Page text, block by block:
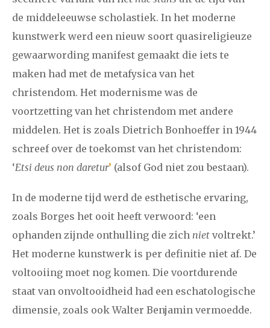
2020
februari maart
augustus september oktober november
december
januari februari maart april mei juni juli
september
december
januari februari maart april mei juni juli
oktober
december
de middeleeuwse scholastiek. In het moderne
kunstwerk werd een nieuw soort quasireligieuze
gewaarwording manifest gemaakt die iets te
maken had met de metafysica van het
christendom. Het modernisme was de
voortzetting van het christendom met andere
middelen. Het is zoals Dietrich Bonhoeffer in 1944
schreef over de toekomst van het christendom:
‘Etsi deus non daretur’ (alsof God niet zou bestaan).
In de moderne tijd werd de esthetische ervaring,
zoals Borges het ooit heeft verwoord: ‘een
ophanden zijnde onthulling die zich niet voltrekt.’
Het moderne kunstwerk is per definitie niet af. De
voltooiing moet nog komen. Die voortdurende
staat van onvoltooidheid had een eschatologische
dimensie, zoals ook Walter Benjamin vermoedde.